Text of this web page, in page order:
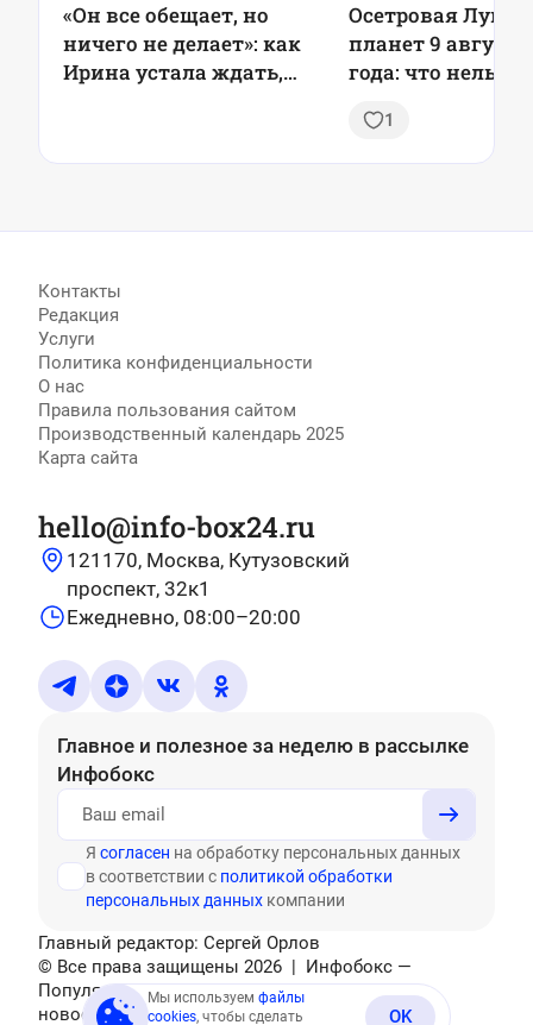
«Он все обещает, но
ничего не делает»: как
Ирина устала ждать,
Осетровая Луна
планет 9 августа
года: что нельзя
1
Контакты
Редакция
Услуги
Политика конфиденциальности
О нас
Правила пользования сайтом
Производственный календарь 2025
Карта сайта
hello@info-box24.ru
121170, Москва, Кутузовский
проспект, 32к1
Ежедневно, 08:00–20:00
Главное и полезное за неделю в рассылке
Инфобокс
Я согласен на обработку персональных данных
в соответствии с политикой обработки
персональных данных компании
Главный редактор: Сергей Орлов
© Все права защищены 2026 | Инфобокс —
Популярные тесты, головоломки, актуальные
новости
Мы используем файлы
cookies, чтобы сделать OK